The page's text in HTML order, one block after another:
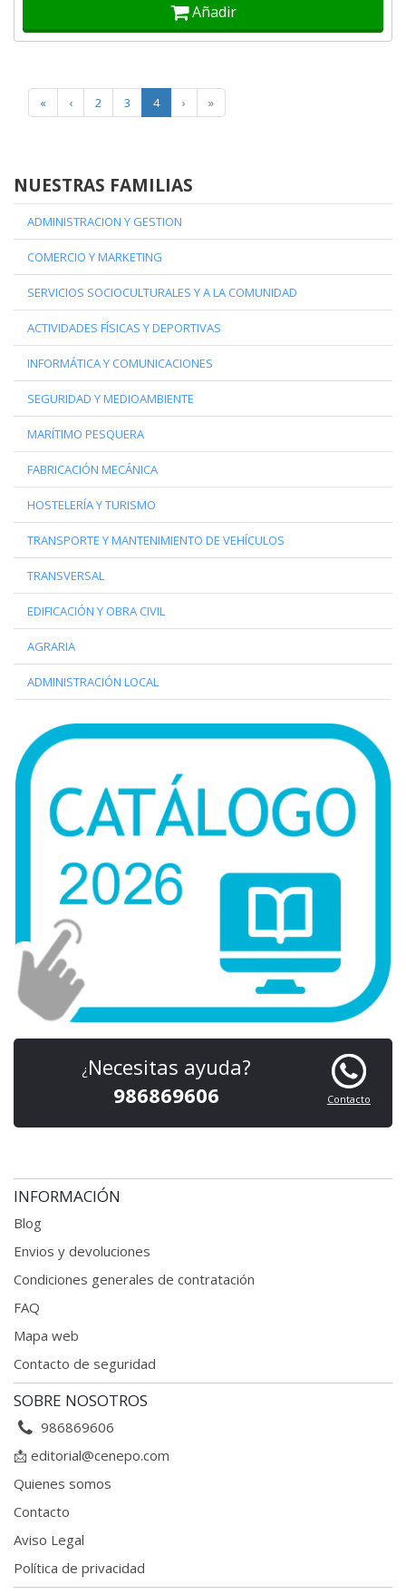
Añadir
« ‹ 2 3 4 › »
NUESTRAS FAMILIAS
ADMINISTRACION Y GESTION
COMERCIO Y MARKETING
SERVICIOS SOCIOCULTURALES Y A LA COMUNIDAD
ACTIVIDADES FÍSICAS Y DEPORTIVAS
INFORMÁTICA Y COMUNICACIONES
SEGURIDAD Y MEDIOAMBIENTE
MARÍTIMO PESQUERA
FABRICACIÓN MECÁNICA
HOSTELERÍA Y TURISMO
TRANSPORTE Y MANTENIMIENTO DE VEHÍCULOS
TRANSVERSAL
EDIFICACIÓN Y OBRA CIVIL
AGRARIA
ADMINISTRACIÓN LOCAL
Contacto
¿ Necesitas ayuda?
986869606
INFORMACIÓN
Blog
Envios y devoluciones
Condiciones generales de contratación
FAQ
Mapa web
Contacto de seguridad
SOBRE NOSOTROS
986869606
📩 editorial@cenepo.com
Quienes somos
Contacto
Aviso Legal
Política de privacidad